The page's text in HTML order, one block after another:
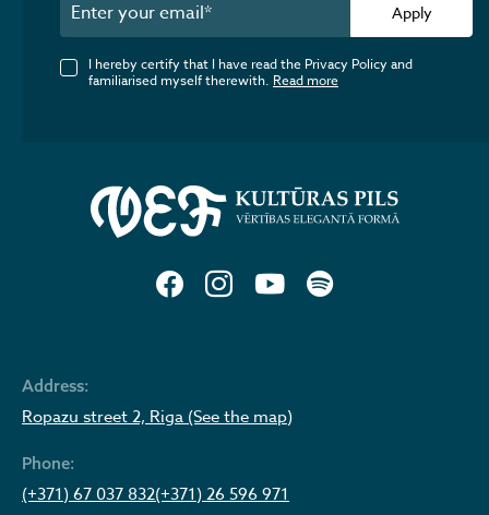
Address:
Ropazu street 2, Riga (See the map)
Phone:
(+371) 67 037 832(+371) 26 596 971
Apply
I hereby certify that I have read the Privacy Policy and
familiarised myself therewith. Read more